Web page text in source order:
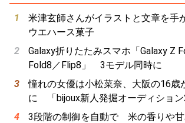
米津玄師さんがイラストと文章を手
ウエハース菓子
Galaxy折りたたみスマホ「Galaxy Z
Fold8／Flip8」 3モデル同時に
憧れの女優は小松菜奈、大阪の16歳
に 「bijoux新人発掘オーディション
3段階の制御を自動で 米の香りや